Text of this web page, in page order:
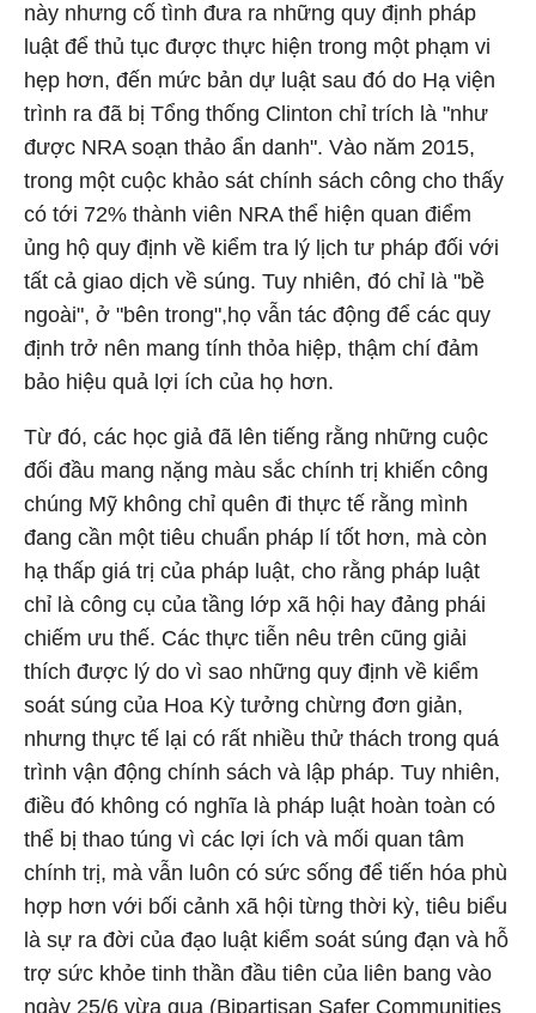
này nhưng cố tình đưa ra những quy định pháp
luật để thủ tục được thực hiện trong một phạm vi
hẹp hơn, đến mức bản dự luật sau đó do Hạ viện
trình ra đã bị Tổng thống Clinton chỉ trích là "như
được NRA soạn thảo ẩn danh". Vào năm 2015,
trong một cuộc khảo sát chính sách công cho thấy
có tới 72% thành viên NRA thể hiện quan điểm
ủng hộ quy định về kiểm tra lý lịch tư pháp đối với
tất cả giao dịch về súng. Tuy nhiên, đó chỉ là "bề
ngoài", ở "bên trong",họ vẫn tác động để các quy
định trở nên mang tính thỏa hiệp, thậm chí đảm
bảo hiệu quả lợi ích của họ hơn.
Từ đó, các học giả đã lên tiếng rằng những cuộc
đối đầu mang nặng màu sắc chính trị khiến công
chúng Mỹ không chỉ quên đi thực tế rằng mình
đang cần một tiêu chuẩn pháp lí tốt hơn, mà còn
hạ thấp giá trị của pháp luật, cho rằng pháp luật
chỉ là công cụ của tầng lớp xã hội hay đảng phái
chiếm ưu thế. Các thực tiễn nêu trên cũng giải
thích được lý do vì sao những quy định về kiểm
soát súng của Hoa Kỳ tưởng chừng đơn giản,
nhưng thực tế lại có rất nhiều thử thách trong quá
trình vận động chính sách và lập pháp. Tuy nhiên,
điều đó không có nghĩa là pháp luật hoàn toàn có
thể bị thao túng vì các lợi ích và mối quan tâm
chính trị, mà vẫn luôn có sức sống để tiến hóa phù
hợp hơn với bối cảnh xã hội từng thời kỳ, tiêu biểu
là sự ra đời của đạo luật kiểm soát súng đạn và hỗ
trợ sức khỏe tinh thần đầu tiên của liên bang vào
ngày 25/6 vừa qua (Bipartisan Safer Communities